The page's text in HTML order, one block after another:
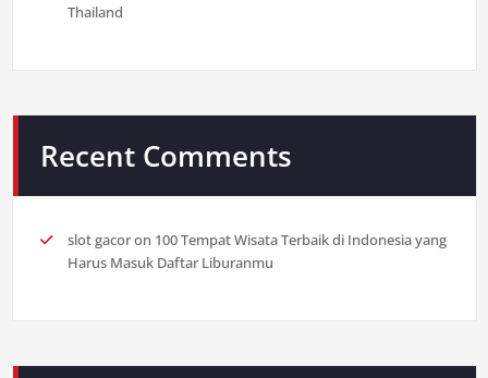
Thailand
Recent Comments
slot gacoron 100 Tempat Wisata Terbaik di Indonesia yang
Harus Masuk Daftar Liburanmu